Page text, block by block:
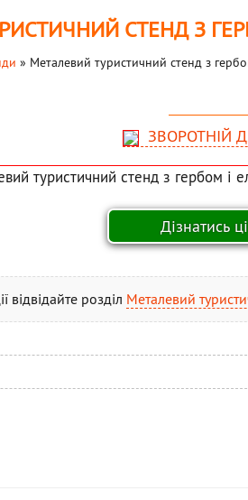
СТЕНД З
» Металевий туристичний стенд з
ЗВОРОТНІЙ
відвідайте розділ Металевий